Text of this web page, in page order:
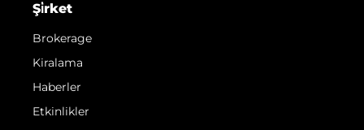
Şi̇rket
Brokerage
Kiralama
Haberler
Etkinlikler